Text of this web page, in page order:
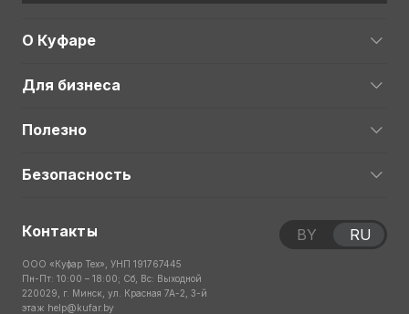
О Куфаре
Для бизнеса
Полезно
Безопасность
Контакты
ООО «Куфар Тех», УНП 191767445
Пн-Пт: 10:00 – 18:00; Сб, Вс: Выходной
220029, г. Минск, ул. Красная 7А-2, 3-й
этаж help@kufar.by
BY RU